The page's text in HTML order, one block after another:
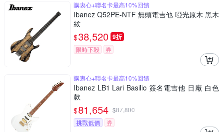
購衷心+聯名卡最高10%回饋
Ibanez Q52PE-NTF 無頭電吉他 啞光原木 黑木
紋
$38,520 9折
限時下殺 券
購衷心+聯名卡最高10%回饋
Ibanez LB1 Lari Basilio 簽名電吉他 日廠 白色
款
$81,654 $87,800
挑戰低價
券